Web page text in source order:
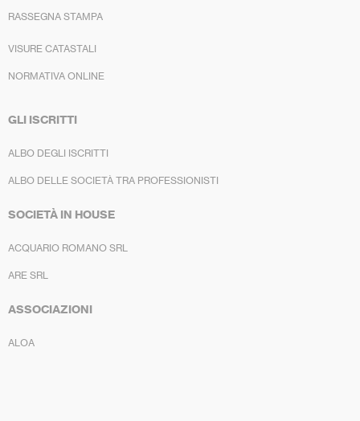
RASSEGNA STAMPA
VISURE CATASTALI
NORMATIVA ONLINE
GLI ISCRITTI
ALBO DEGLI ISCRITTI
ALBO DELLE SOCIETÀ TRA PROFESSIONISTI
SOCIETÀ IN HOUSE
ACQUARIO ROMANO SRL
ARE SRL
ASSOCIAZIONI
ALOA